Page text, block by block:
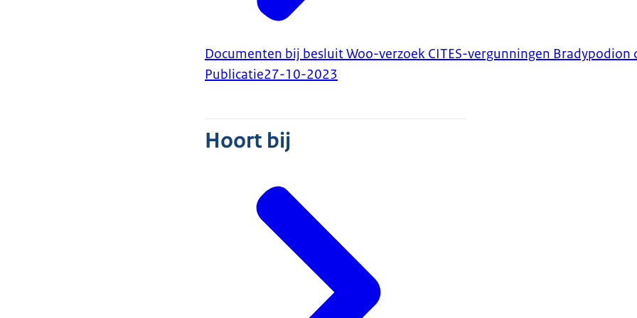
Documenten bij besluit Woo-verzoek CITES-vergunningen Bradypodion
Publicatie27-10-2023
Hoort bij